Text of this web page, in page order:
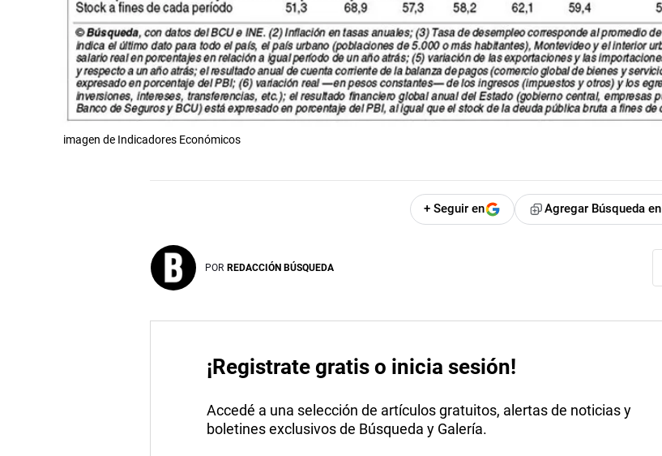
imagen de Indicadores Económicos
+ Seguir en Agregar Búsqueda en
POR REDACCIÓN BÚSQUEDA
¡Registrate gratis o inicia sesión!
Accedé a una selección de artículos gratuitos, alertas de noticias y
boletines exclusivos de Búsqueda y Galería.